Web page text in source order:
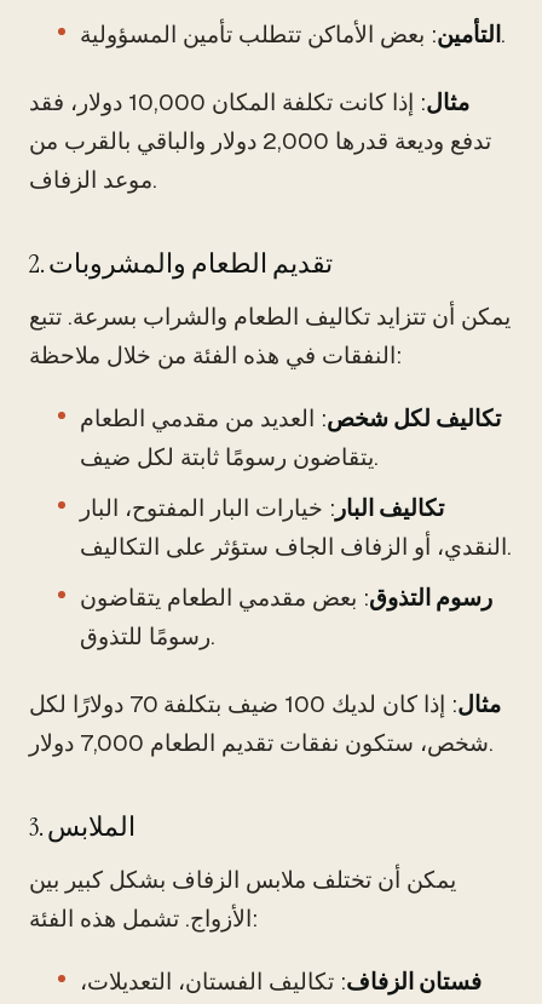
التأمين: بعض الأماكن تتطلب تأمين المسؤولية.
مثال
: إذا كانت تكلفة المكان 10,000 دولار، فقد
تدفع وديعة قدرها 2,000 دولار والباقي بالقرب من
موعد الزفاف.
2. تقديم الطعام والمشروبات
يمكن أن تتزايد تكاليف الطعام والشراب بسرعة. تتبع
النفقات في هذه الفئة من خلال ملاحظة:
تكاليف لكل شخص: العديد من مقدمي الطعام
يتقاضون رسومًا ثابتة لكل ضيف.
تكاليف البار : خيارات البار المفتوح، البار
النقدي، أو الزفاف الجاف ستؤثر على التكاليف.
رسوم التذوق: بعض مقدمي الطعام يتقاضون
رسومًا للتذوق.
مثال
: إذا كان لديك 100 ضيف بتكلفة 70 دولارًا لكل
شخص، ستكون نفقات تقديم الطعام 7,000 دولار.
3. الملابس
يمكن أن تختلف ملابس الزفاف بشكل كبير بين
الأزواج. تشمل هذه الفئة:
فستان الزفاف: تكاليف الفستان، التعديلات،